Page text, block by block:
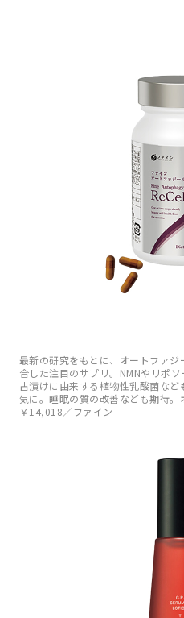
最新の研究をもとに、オートファ
合した注目のサプリ。NMNやリポ
古漬けに由来する植物性乳酸菌な
気に。睡眠の質の改善なども期待
￥14,018／ファイン